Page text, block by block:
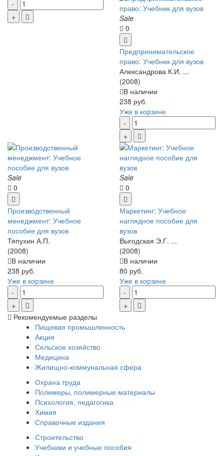
Sale
0
Предпринимательское
право: Учебник для вузов
Александрова К.И. ...
(2008)
В наличии
238 руб.
Уже в корзине
Sale
0
Производственный
менеджмент: Учебное
пособие для вузов
Тяпухин А.П.
(2008)
В наличии
238 руб.
Уже в корзине
Sale
0
Маркетинг: Учебное
наглядное пособие для
вузов
Выгодская Э.Г. ...
(2008)
В наличии
80 руб.
Уже в корзине
Рекомендуемые разделы
Пищевая промышленность
Акция
Сельское хозяйство
Медицина
Жилищно-коммунальная сфера
Охрана труда
Полимеры, полимерные материалы
Психология, педагогика
Химия
Справочные издания
Строительство
Учебники и учебные пособия